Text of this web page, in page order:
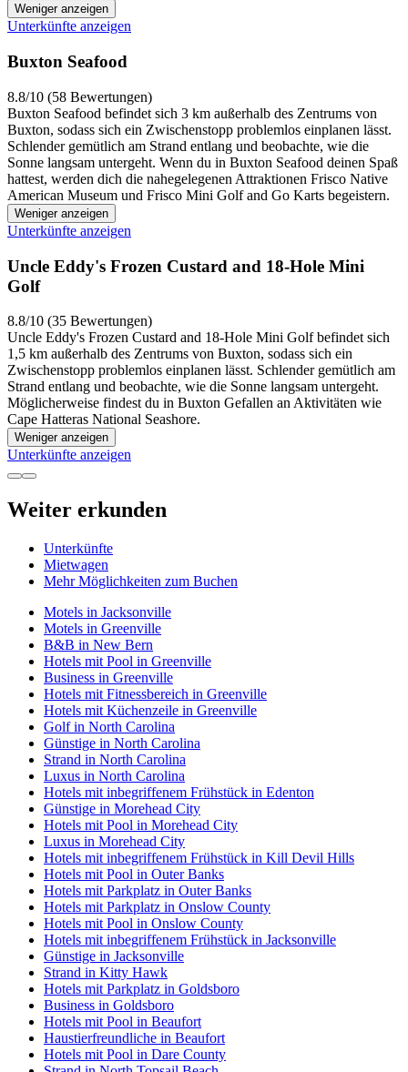
Weniger anzeigen
Unterkünfte anzeigen
Buxton Seafood
8.8/10 (58 Bewertungen)
Buxton Seafood befindet sich 3 km außerhalb des Zentrums von
Buxton, sodass sich ein Zwischenstopp problemlos einplanen lässt.
Schlender gemütlich am Strand entlang und beobachte, wie die
Sonne langsam untergeht. Wenn du in Buxton Seafood deinen Spaß
hattest, werden dich die nahegelegenen Attraktionen Frisco Native
American Museum und Frisco Mini Golf and Go Karts begeistern.
Weniger anzeigen
Unterkünfte anzeigen
Uncle Eddy's Frozen Custard and 18-Hole Mini
Golf
8.8/10 (35 Bewertungen)
Uncle Eddy's Frozen Custard and 18-Hole Mini Golf befindet sich
1,5 km außerhalb des Zentrums von Buxton, sodass sich ein
Zwischenstopp problemlos einplanen lässt. Schlender gemütlich am
Strand entlang und beobachte, wie die Sonne langsam untergeht.
Möglicherweise findest du in Buxton Gefallen an Aktivitäten wie
Cape Hatteras National Seashore.
Weniger anzeigen
Unterkünfte anzeigen
Weiter erkunden
Unterkünfte
Mietwagen
Mehr Möglichkeiten zum Buchen
Motels in Jacksonville
Motels in Greenville
B&B in New Bern
Hotels mit Pool in Greenville
Business in Greenville
Hotels mit Fitnessbereich in Greenville
Hotels mit Küchenzeile in Greenville
Golf in North Carolina
Günstige in North Carolina
Strand in North Carolina
Luxus in North Carolina
Hotels mit inbegriffenem Frühstück in Edenton
Günstige in Morehead City
Hotels mit Pool in Morehead City
Luxus in Morehead City
Hotels mit inbegriffenem Frühstück in Kill Devil Hills
Hotels mit Pool in Outer Banks
Hotels mit Parkplatz in Outer Banks
Hotels mit Parkplatz in Onslow County
Hotels mit Pool in Onslow County
Hotels mit inbegriffenem Frühstück in Jacksonville
Günstige in Jacksonville
Strand in Kitty Hawk
Hotels mit Parkplatz in Goldsboro
Business in Goldsboro
Hotels mit Pool in Beaufort
Haustierfreundliche in Beaufort
Hotels mit Pool in Dare County